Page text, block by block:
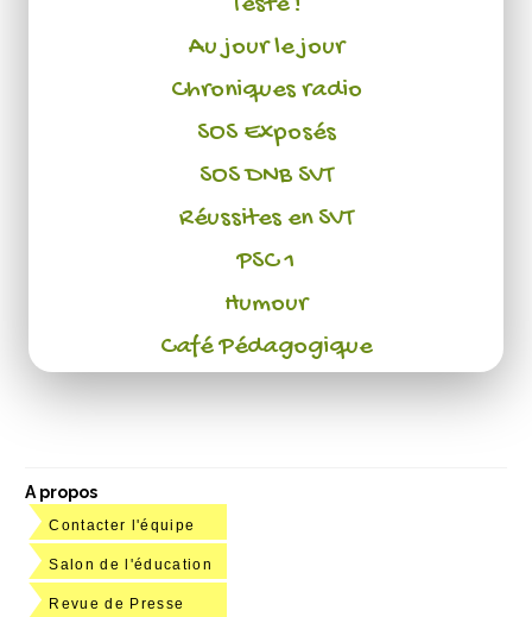
Au jour le jour
Chroniques radio
SOS Exposés
SOS DNB SVT
Réussites en SVT
PSC 1
Humour
Café Pédagogique
A propos
Contacter l'équipe
Salon de l'éducation
Revue de Presse